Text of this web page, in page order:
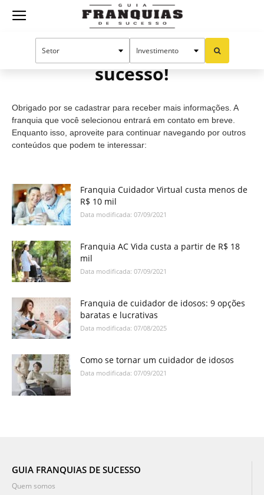
Guia
Cadastro efetuado com
sucesso!
Obrigado por se cadastrar para receber mais informações. A
franquia que você selecionou entrará em contato em breve.
Enquanto isso, aproveite para continuar navegando por outros
conteúdos que podem te interessar:
Franquia Cuidador Virtual custa menos de
R$ 10 mil
Data modificada: 07/09/2021
Franquia AC Vida custa a partir de R$ 18
mil
Data modificada: 07/09/2021
Franquia de cuidador de idosos: 9 opções
baratas e lucrativas
Data modificada: 07/08/2025
Como se tornar um cuidador de idosos
Data modificada: 07/09/2021
GUIA FRANQUIAS DE SUCESSO
Quem somos